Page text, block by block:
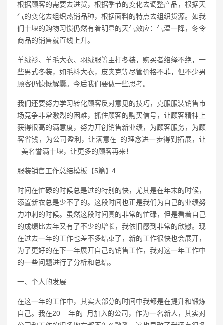
根据顾客的需要去进货，根据季节的变化去调整产品，根据天
气的变化去组织热销品种，根据面料的特点去组织货源。如我
们十堰的购物习惯仍然有着明显的天气效应：气温一降，冬令
商品的销售就直线上升。
羊绒衫、羊毛大衣、羽绒服等主打冬装，购买者络绎不绝，一
些男式冬装，如毛料大衣，皮夹克等尽管价格不菲，但不少男
顾客仍慷慨解囊。今后我们要做一些思考。
我们还要努力学习转化顾客反对意见的技巧，克服服装销售市
场竞争非常激烈的困难，抓住顾客的购买信号，让顾客精神上
获得很高的满意度，努力开创销售新业绩，为顾客服务，为顾
客省钱，为公司盈利，让满意在_的理念进一步得到拓展，让
_美名誉满十堰，让更多的顾客再来！
服装销售工作总结模板【5篇】4
时间在忙碌的时候总是过的特别的快，尤其是在年末的时候，
添置新衣总是少不了的。这段时间也正是我们为自己的业绩努
力冲刺的时候。虽然这段时间真的非常的忙碌，但是看着自己
的成绩比去年又有了不少的增长，我依旧感到非常的欣慰。现
在过去一年的工作也差不多结束了，新的工作很快也会展开，
为了更好的在下一年展开自己的销售工作，我对这一年工作中
的一些问题进行了分析和总结。
一、个人的发展
在这一年的工作中，其实大部分的时间中我都是在提升和锻炼
自己。我在20__年的_月加入的公司，作为一名新人，其实对